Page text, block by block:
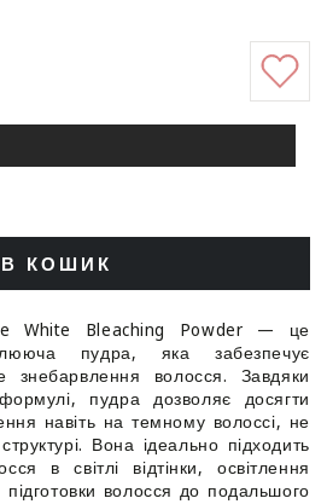
В КОШИК
White Bleaching Powder — це
пудра, яка забезпечує
знебарвлення волосся. Завдяки
пудра дозволяє досягти
навіть на темному волоссі, не
Вона ідеально підходить
в світлі відтінки, освітлення
волосся до подальшого